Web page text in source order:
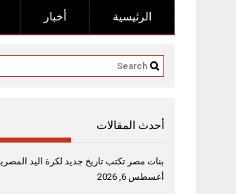
أخبار الرئيسية
أحدث المقالات
بنات مصر تكتب تاريخ جديد لكرة اليد
أغسطس 6, 2026